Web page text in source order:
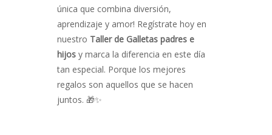
única que combina diversión,
aprendizaje y amor! Regístrate hoy en
nuestro Taller de Galletas padres e
hijos y marca la diferencia en este día
tan especial. Porque los mejores
regalos son aquellos que se hacen
juntos. 🎁✨